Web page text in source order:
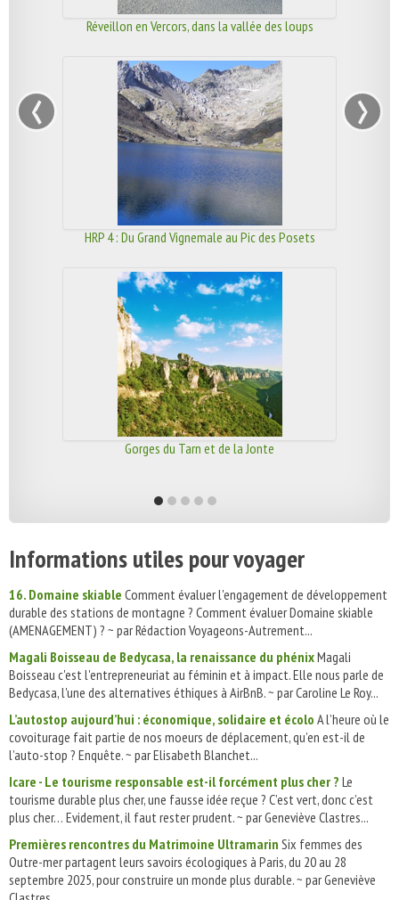
Réveillon en Vercors, dans la vallée des loups
HRP 4 : Du Grand Vignemale au Pic des Posets
Gorges du Tarn et de la Jonte
‹ ›
Informations utiles pour voyager
16. Domaine skiable Comment évaluer l'engagement de développement
durable des stations de montagne ? Comment évaluer Domaine skiable
(AMENAGEMENT) ? ~ par Rédaction Voyageons-Autrement...
Magali Boisseau de Bedycasa, la renaissance du phénixMagali
Boisseau c'est l'entrepreneuriat au féminin et à impact. Elle nous parle de
Bedycasa, l'une des alternatives éthiques à AirBnB. ~ par Caroline Le Roy...
L’autostop aujourd’hui : économique, solidaire et écolo A l’heure où le
covoiturage fait partie de nos moeurs de déplacement, qu’en est-il de
l’auto-stop ? Enquête. ~ par Elisabeth Blanchet...
Icare - Le tourisme responsable est-il forcément plus cher ? Le
tourisme durable plus cher, une fausse idée reçue ? C’est vert, donc c’est
plus cher… Evidement, il faut rester prudent. ~ par Geneviève Clastres...
Premières rencontres du Matrimoine Ultramarin Six femmes des
Outre-mer partagent leurs savoirs écologiques à Paris, du 20 au 28
septembre 2025, pour construire un monde plus durable. ~ par Geneviève